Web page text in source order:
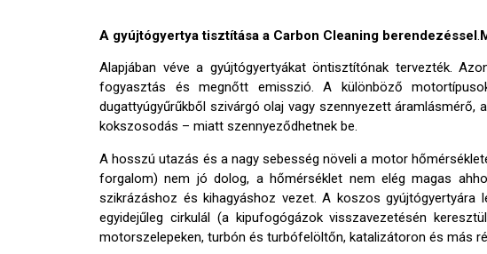
A gyújtógyertya tisztítása a Carbon Cleaning berendezéssel.
Alapjában véve a gyújtógyertyákat öntisztítónak tervezték.
fogyasztás és megnőtt emisszió. A különböző
dugattyúgyűrűkből szivárgó olaj vagy szennyezett
kokszosodás – miatt szennyeződhetnek be.
A hosszú utazás és a nagy sebesség növeli a motor
forgalom) nem jó dolog, a hőmérséklet nem elég magas
szikrázáshoz és kihagyáshoz vezet. A koszos
egyidejűleg cirkulál (a kipufogógázok visszavezetésén
motorszelepeken, turbón és turbófelöltőn, katalizátoron és más